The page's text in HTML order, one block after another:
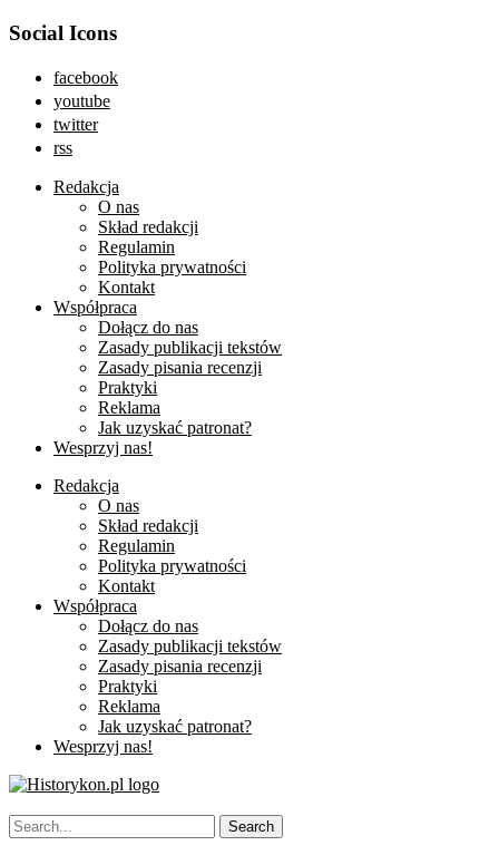
Social Icons
facebook
youtube
twitter
rss
Redakcja
O nas
Skład redakcji
Regulamin
Polityka prywatności
Kontakt
Współpraca
Dołącz do nas
Zasady publikacji tekstów
Zasady pisania recenzji
Praktyki
Reklama
Jak uzyskać patronat?
Wesprzyj nas!
Redakcja
O nas
Skład redakcji
Regulamin
Polityka prywatności
Kontakt
Współpraca
Dołącz do nas
Zasady publikacji tekstów
Zasady pisania recenzji
Praktyki
Reklama
Jak uzyskać patronat?
Wesprzyj nas!